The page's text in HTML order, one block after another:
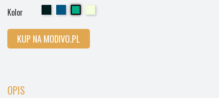
Kolor
KUP NA MODIVO.PL
OPIS